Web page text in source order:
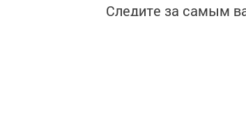
Следите за самым